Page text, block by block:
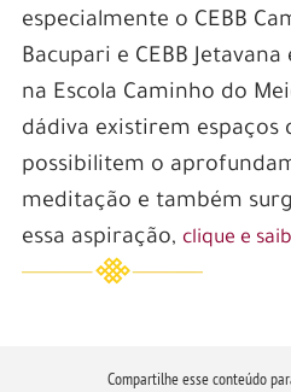
especialmente o CEBB
Bacupari e CEBB
na Escola Caminho do
dádiva existirem espaços
possibilitem o
meditação e também
essa aspiração, clique e
Compartilhe esse conteúdo